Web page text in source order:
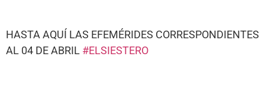
HASTA AQUÍ LAS EFEMÉRIDES CORRESPONDIENTES
AL 04 DE ABRIL #ELSIESTERO